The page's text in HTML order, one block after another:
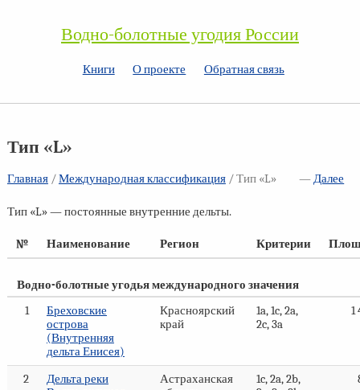
Водно-болотные угодия России
Книги О проекте Обратная связь
Тип «L»
Главная/ —Далее
Международная классификация/ Тип «L»
Тип «L» — постоянные внутренние дельты.
№ Наименование Регион Критерии
Водно-болотные угодья международного значения
1
Бреховские
острова
(Внутренняя
дельта Енисея)
Красноярский
край
1a, 1c, 2a,
2c, 3a
1
2
Дельта реки
Астраханская
1c, 2a, 2b,